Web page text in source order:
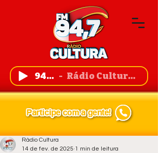
94,7 FM Rádio Cultura de Guanambi
Rádio Cultura
14 de fev. de 2025 1 min de leitura